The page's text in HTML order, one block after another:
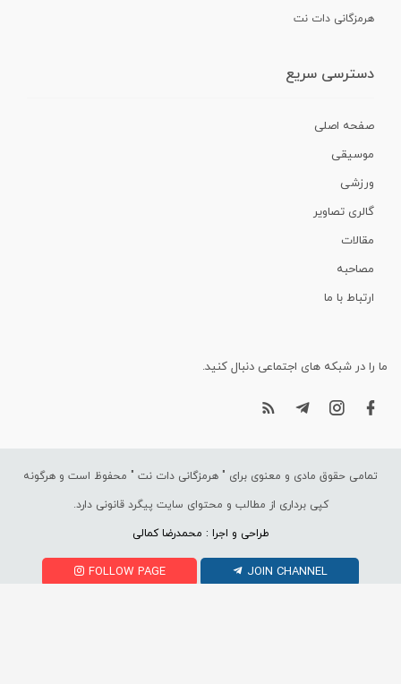
هرمزگانی دات نت
دسترسی سریع
صفحه اصلی
موسیقی
ورزشی
گالری تصاویر
مقالات
مصاحبه
ارتباط با ما
ما را در شبکه های اجتماعی دنبال کنید.
تمامی حقوق مادی و معنوی برای " هرمزگانی دات نت " محفوظ است و هرگونه
کپی برداری از مطالب و محتوای سایت پیگرد قانونی دارد.
طراحی و اجرا : محمدرضا کمالی
FOLLOW PAGE JOIN CHANNEL